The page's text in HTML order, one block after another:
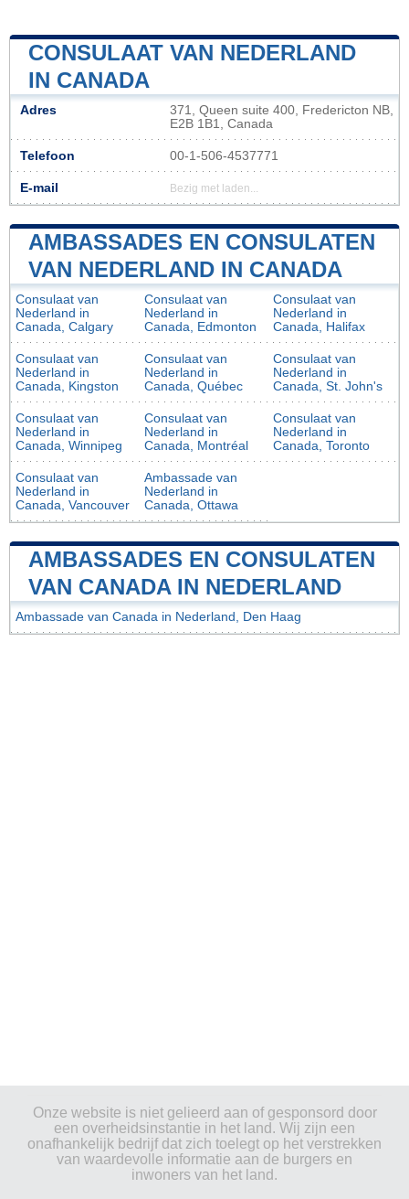
CONSULAAT VAN NEDERLAND
IN CANADA
Adres
371, Queen suite 400, Fredericton NB,
E2B 1B1, Canada
Telefoon 00-1-506-4537771
E-mail Bezig met laden...
AMBASSADES EN CONSULATEN
VAN NEDERLAND IN CANADA
Consulaat van
Nederland in
Canada, Calgary
Consulaat van
Nederland in
Canada, Edmonton
Consulaat van
Nederland in
Canada, Halifax
Consulaat van
Nederland in
Canada, Kingston
Consulaat van
Nederland in
Canada, Québec
Consulaat van
Nederland in
Canada, St. John's
Consulaat van
Nederland in
Canada, Winnipeg
Consulaat van
Nederland in
Canada, Montréal
Consulaat van
Nederland in
Canada, Toronto
Consulaat van
Nederland in
Canada, Vancouver
Ambassade van
Nederland in
Canada, Ottawa
AMBASSADES EN CONSULATEN
VAN CANADA IN NEDERLAND
Ambassade van Canada in Nederland, Den Haag
Onze website is niet gelieerd aan of gesponsord door
een overheidsinstantie in het land. Wij zijn een
onafhankelijk bedrijf dat zich toelegt op het verstrekken
van waardevolle informatie aan de burgers en
inwoners van het land.